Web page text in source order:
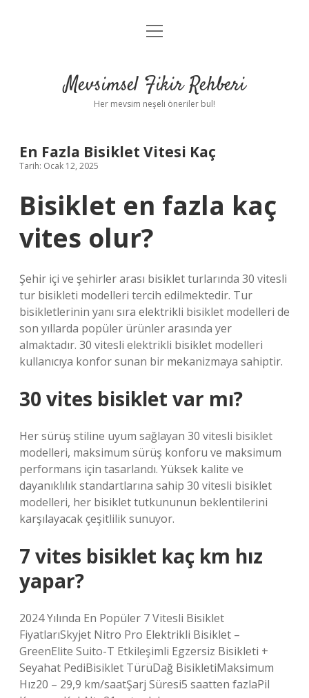
Anasayfa
Yasal Uyarı
menüyü
Mevsimsel Fikir Rehberi
Her mevsim neşeli öneriler bul!
En Fazla Bisiklet Vitesi Kaç
Tarih: Ocak 12, 2025
Bisiklet en fazla kaç
vites olur?
Şehir içi ve şehirler arası bisiklet turlarında 30 vitesli
tur bisikleti modelleri tercih edilmektedir. Tur
bisikletlerinin yanı sıra elektrikli bisiklet modelleri de
son yıllarda popüler ürünler arasında yer
almaktadır. 30 vitesli elektrikli bisiklet modelleri
kullanıcıya konfor sunan bir mekanizmaya sahiptir.
30 vites bisiklet var mı?
Her sürüş stiline uyum sağlayan 30 vitesli bisiklet
modelleri, maksimum sürüş konforu ve maksimum
performans için tasarlandı. Yüksek kalite ve
dayanıklılık standartlarına sahip 30 vitesli bisiklet
modelleri, her bisiklet tutkununun beklentilerini
karşılayacak çeşitlilik sunuyor.
7 vites bisiklet kaç km hız
yapar?
2024 Yılında En Popüler 7 Vitesli Bisiklet
FiyatlarıSkyjet Nitro Pro Elektrikli Bisiklet –
GreenElite Suito-T Etkileşimli Egzersiz Bisikleti +
Seyahat PediBisiklet TürüDağ BisikletiMaksimum
Hız20 – 29,9 km/saatŞarj Süresi5 saatten fazlaPil